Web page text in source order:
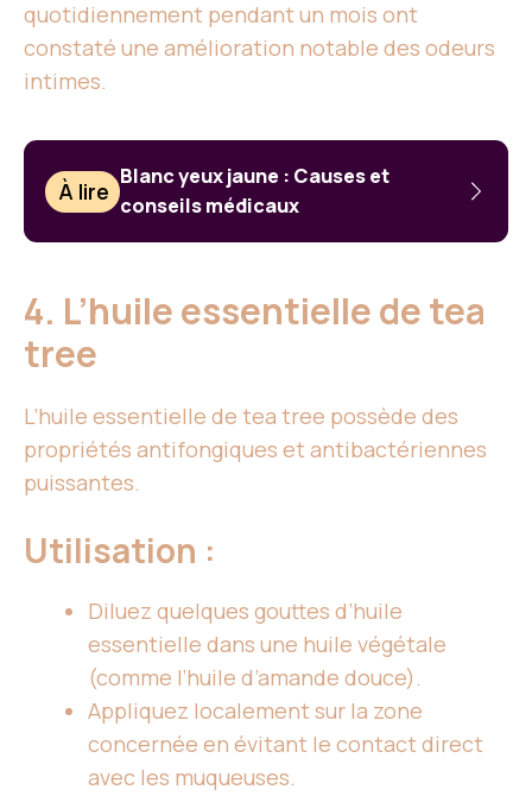
quotidiennement pendant un mois ont
constaté une amélioration notable des odeurs
intimes.
À lire
Blanc yeux jaune : Causes et
conseils médicaux
4. L’huile essentielle de tea
tree
L’huile essentielle de tea tree possède des
propriétés antifongiques et antibactériennes
puissantes.
Utilisation :
Diluez quelques gouttes d’huile
essentielle dans une huile végétale
(comme l’huile d’amande douce).
Appliquez localement sur la zone
concernée en évitant le contact direct
avec les muqueuses.